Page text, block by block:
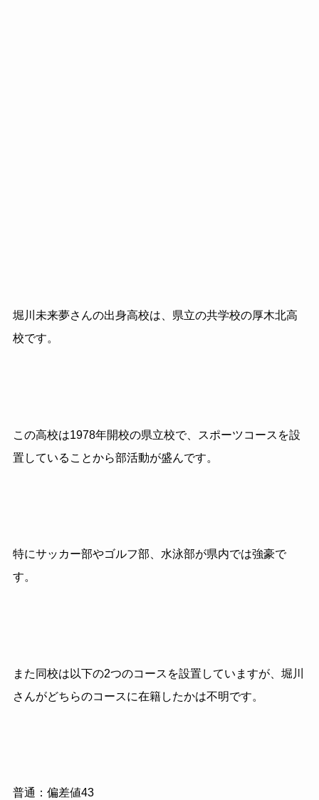
堀川未来夢さんの出身高校は、県立の共学校の厚木北高
校です。
この高校は1978年開校の県立校で、スポーツコースを設
置していることから部活動が盛んです。
特にサッカー部やゴルフ部、水泳部が県内では強豪で
す。
また同校は以下の2つのコースを設置していますが、堀川
さんがどちらのコースに在籍したかは不明です。
普通：偏差値43